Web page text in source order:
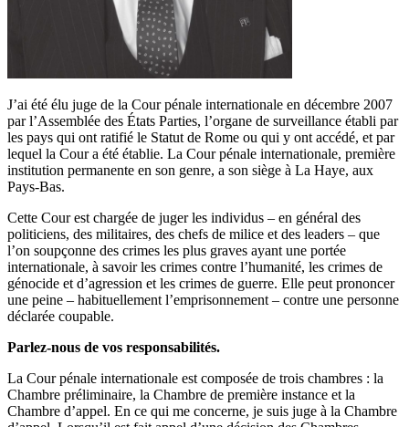
J’ai été élu juge de la Cour pénale internationale en décembre 2007
par l’Assemblée des États Parties, l’organe de surveillance établi par
les pays qui ont ratifié le Statut de Rome ou qui y ont accédé, et par
lequel la Cour a été établie. La Cour pénale internationale, première
institution permanente en son genre, a son siège à La Haye, aux
Pays-Bas.
Cette Cour est chargée de juger les individus – en général des
politiciens, des militaires, des chefs de milice et des leaders – que
l’on soupçonne des crimes les plus graves ayant une portée
internationale, à savoir les crimes contre l’humanité, les crimes de
génocide et d’agression et les crimes de guerre. Elle peut prononcer
une peine – habituellement l’emprisonnement – contre une personne
déclarée coupable.
Parlez-nous de vos responsabilités.
La Cour pénale internationale est composée de trois chambres : la
Chambre préliminaire, la Chambre de première instance et la
Chambre d’appel. En ce qui me concerne, je suis juge à la Chambre